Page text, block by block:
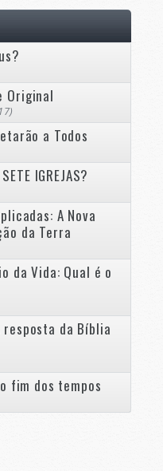
Original
a Todos
IGREJAS?
A Nova
da Terra
da Vida: Qual é o
resposta da Bíblia
fim dos tempos